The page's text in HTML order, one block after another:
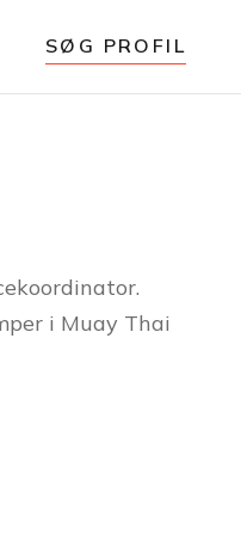
SØG PROFIL
i Muay Thai